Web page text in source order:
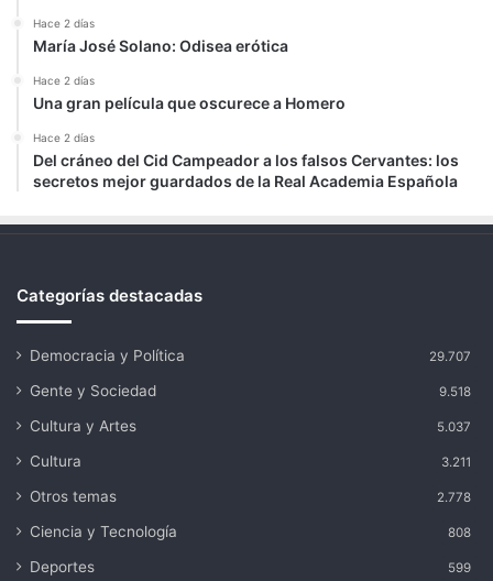
Hace 2 días
María José Solano: Odisea erótica
Hace 2 días
Una gran película que oscurece a Homero
Hace 2 días
Del cráneo del Cid Campeador a los falsos Cervantes: los
secretos mejor guardados de la Real Academia Española
Categorías destacadas
Democracia y Política 29.707
Gente y Sociedad 9.518
Cultura y Artes 5.037
Cultura 3.211
Otros temas 2.778
Ciencia y Tecnología 808
Deportes 599